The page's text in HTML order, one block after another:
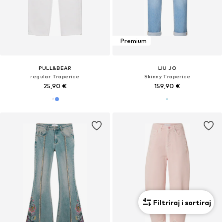
PULL&BEAR
regular Traperice
25,90 €
Premium
LIU JO
Skinny Traperice
159,90 €
Filtriraj i sortiraj